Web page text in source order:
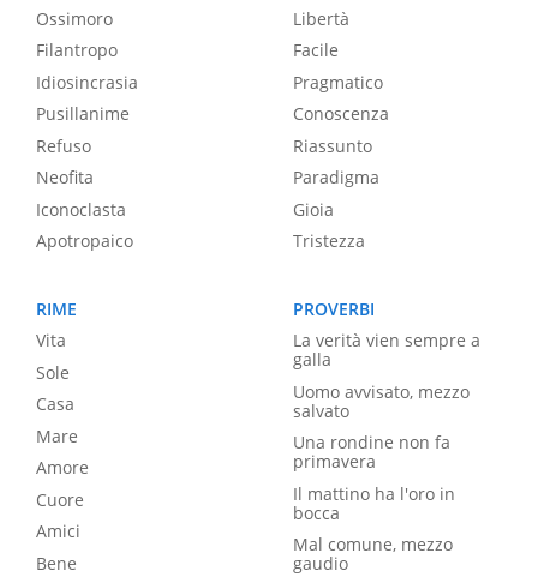
Ossimoro
Filantropo
Idiosincrasia
Pusillanime
Refuso
Neofita
Iconoclasta
Apotropaico
Libertà
Facile
Pragmatico
Conoscenza
Riassunto
Paradigma
Gioia
Tristezza
RIME
Vita
Sole
Casa
Mare
Amore
Cuore
Amici
Bene
PROVERBI
La verità vien sempre a
galla
Uomo avvisato, mezzo
salvato
Una rondine non fa
primavera
Il mattino ha l'oro in
bocca
Mal comune, mezzo
gaudio